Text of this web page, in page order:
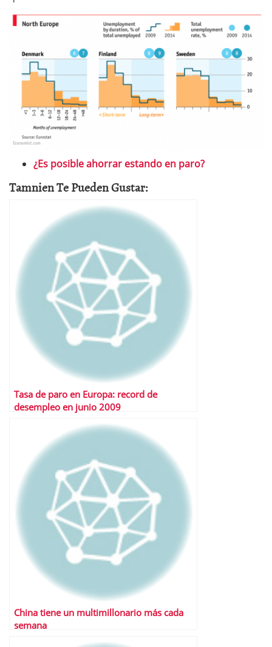
¿Es posible ahorrar estando en paro?
Tamnien Te Pueden Gustar:
Tasa de paro en Europa: record de
desempleo en junio 2009
China tiene un multimillonario más cada
semana